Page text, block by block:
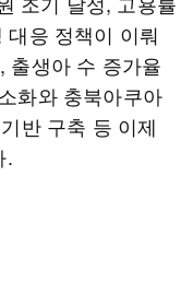
응 정책이 이뤄
출생아 수 증가율
화와 충북아쿠아
반 구축 등 이제
.